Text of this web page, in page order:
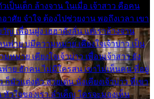
เป็นเด็ก ล้างจาน ในเมื่อ เจ้าสาว คือคน
าศัย จำใจ ต้องไปช่วยงาน พอถึงเวลา เขา
ญ เพื่อนฝูง เฮฮาดังลั่น แต่เราล้างจาน
นพ่าย บ่มีความหมาย เคียงใจเจ้าบ่าว เป็น
หมาย เคียงใจเจ้าบ่าว เพื่อนเจ้าสาว ยัง
าย ฮักคน ไม่มีใครสน เขาไม่เห็นคน ที่อยู่
ก็มัวแต่งตัว สวยเด่น นั่งเคียงเจ้าบ่าว ที่เขา
หัวใจของเรา ลำเค็ญ ใครจะมองเห็น